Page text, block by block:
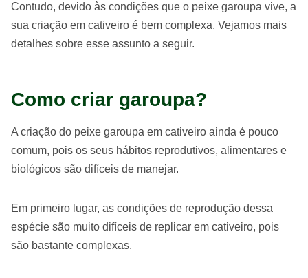
Contudo, devido às condições que o peixe garoupa vive, a
sua criação em cativeiro é bem complexa. Vejamos mais
detalhes sobre esse assunto a seguir.
Como criar garoupa?
A criação do peixe garoupa em cativeiro ainda é pouco
comum, pois os seus hábitos reprodutivos, alimentares e
biológicos são difíceis de manejar.
Em primeiro lugar, as condições de reprodução dessa
espécie são muito difíceis de replicar em cativeiro, pois
são bastante complexas.